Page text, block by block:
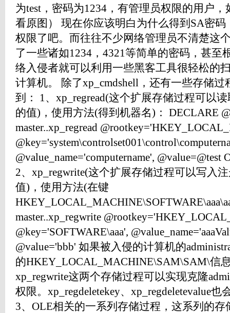
为test，密码为1234，有管理员权限的用户
看原图） 现在你应该明白为什么得到SA密
权限了吧。而往往不少网络管理员不清楚这
了一些诸如1234，4321等简单的密码，甚至
络入侵者就可以利用一些黑客工具很轻松的
计算机。 除了xp_cmdshell，还有一些存储
到： 1、xp_regread(这个扩展存储过程可以
的值)，使用方法(得到机器名)： DECLARE
master..xp_regread
@value_name='computername', @value=@test
2、xp_regwrite(这个扩展存储过程可以写入
值)，使用方法(在键
master..xp_regwrite
@key='SOFTWARE\aaa',
@value='bbb' 如果被入侵的计算机的
的HKEY_LOCAL_MACHINE\SAM\SAM\信
xp_regwrite这两个存储过程可以实现克隆
权限。xp_regdeletekey、xp_regdeletevalue
3、OLE相关的一系列存储过程，这系列的存